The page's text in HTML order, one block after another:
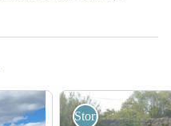
Storici